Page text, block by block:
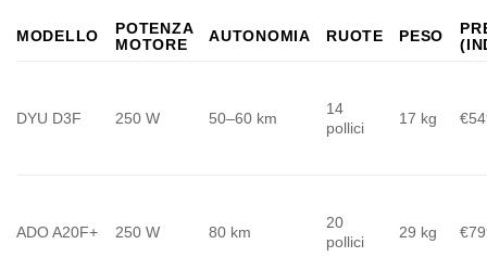
MODELLO
POTENZA
MOTORE
AUTONOMIA RUOTE PESO
DYU D3F 250 W 50–60 km
14
pollici
17 kg
ADO A20F+ 250 W 80 km
20
pollici
29 kg